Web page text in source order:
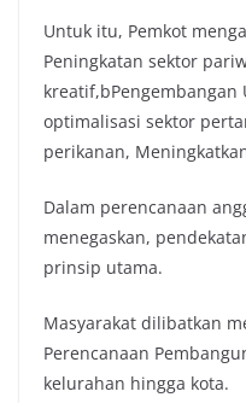
Untuk itu, Pemkot
Peningkatan sektor
kreatif,bPengembangan
optimalisasi sektor
perikanan,
Dalam perencanaan
menegaskan,
prinsip utama.
Masyarakat dilibatkan
Perencanaan
kelurahan hingga kota.